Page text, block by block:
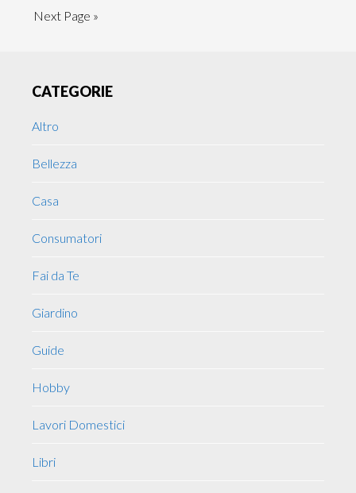
Go
Next Page »
Sidebar
CATEGORIE
Altro
Bellezza
Casa
Consumatori
Fai da Te
Giardino
Guide
Hobby
Lavori Domestici
Libri